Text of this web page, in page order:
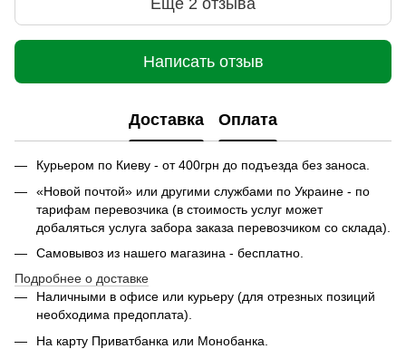
Написать отзыв
Доставка Оплата
Курьером по Киеву - от 400грн до подъезда без заноса.
«Новой почтой» или другими службами по Украине - по
тарифам перевозчика (в стоимость услуг может
добаляться услуга забора заказа перевозчиком со склада).
Самовывоз из нашего магазина - бесплатно.
Подробнее о доставке
Наличными в офисе или курьеру (для отрезных позиций
необходима предоплата).
На карту Приватбанка или Монобанка.